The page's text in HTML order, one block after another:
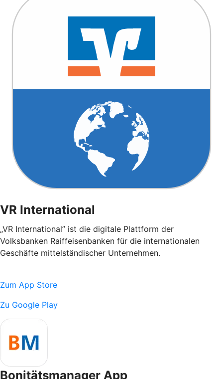
VR International
„VR International” ist die digitale Plattform der
Volksbanken Raiffeisenbanken für die internationalen
Geschäfte mittelständischer Unternehmen.
Zum App Store
Zu Google Play
Bonitätsmanager App